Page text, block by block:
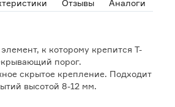
Отзывы Аналоги
к которому крепится Т-
порог.
скрытое крепление. Подходит
высотой 8-12 мм.